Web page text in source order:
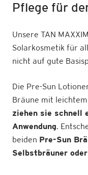
Pflege für
Unsere TAN
Solarkosmetik für
nicht auf gute
Die Pre-Sun
Bräune mit
ziehen sie schnell
Anwendung.
beiden Pre-Sun
Selbstbräuner